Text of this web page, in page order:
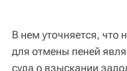
В нем уточняется,
для отмены пеней
суда о взыскании